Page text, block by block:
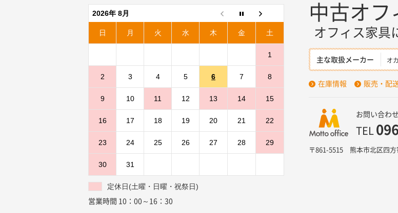
2026年 8月
日 月 火 水 木 金 土
1
2 3 4 5 6 7 8
9 10 11 12 13 14 15
16 17 18 19 20 21 22
23 24 25 26 27 28 29
30 31
定休日(土曜・日曜・祝祭日)
営業時間 10：00～16：30
中古オフ
オフィス家具
主な取扱メーカー オ
在庫情報 販売・配
お問い合わ
TEL
〒861-5515 熊本市北区四方